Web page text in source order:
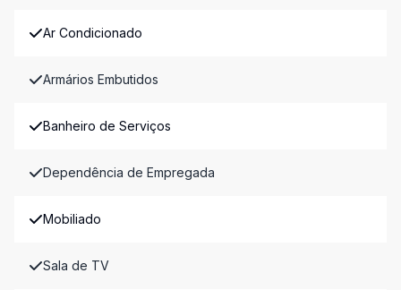
Ar Condicionado
Armários Embutidos
Banheiro de Serviços
Dependência de Empregada
Mobiliado
Sala de TV